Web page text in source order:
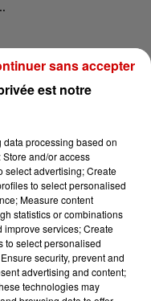
Voir plus
vos entrées
de nos
- Gagnez
famille au cœur
est notre
processing based on
and/or access
select advertising; Create
to select personalised
Measure content
statistics or combinations
improve services; Create
to select personalised
security, prevent and
advertising and content;
technologies may
sans accepter